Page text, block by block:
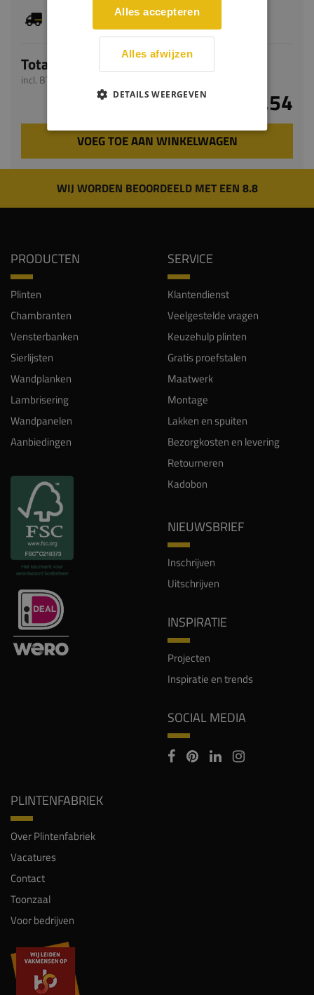
Je hebt gekozen voor maatwerk, de verwachte
levertijd bedraagt 4-6 werkdagen
Totaal
incl. BTW
€ 24,54
VOEG TOE AAN WINKELWAGEN
WIJ WORDEN BEOORDEELD MET EEN 8.8
PRODUCTEN
Plinten
Chambranten
Vensterbanken
Sierlijsten
Wandplanken
Lambrisering
Wandpanelen
Aanbiedingen
SERVICE
Klantendienst
Veelgestelde vragen
Keuzehulp plinten
Gratis proefstalen
Maatwerk
Montage
Lakken en spuiten
Bezorgkosten en levering
Retourneren
Kadobon
NIEUWSBRIEF
Inschrijven
Uitschrijven
INSPIRATIE
Projecten
Inspiratie en trends
SOCIAL MEDIA
PLINTENFABRIEK
Over Plintenfabriek
Vacatures
Contact
Toonzaal
Voor bedrijven
Alles accepteren
Alles afwijzen
DETAILS WEERGEVEN